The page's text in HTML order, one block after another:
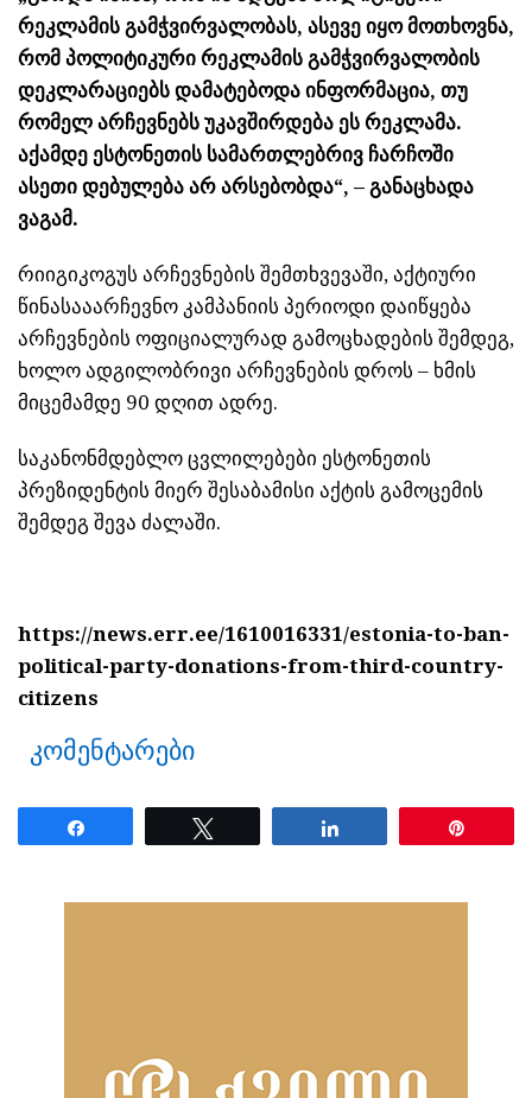
რეკლამის გამჭვირვალობას, ასევე იყო მოთხოვნა,
რომ პოლიტიკური რეკლამის გამჭვირვალობის
დეკლარაციებს დამატებოდა ინფორმაცია, თუ
რომელ არჩევნებს უკავშირდება ეს რეკლამა.
აქამდე ესტონეთის სამართლებრივ ჩარჩოში
ასეთი დებულება არ არსებობდა“, – განაცხადა
ვაგამ.
რიიგიკოგუს არჩევნების შემთხვევაში, აქტიური
წინასააარჩევნო კამპანიის პერიოდი დაიწყება
არჩევნების ოფიციალურად გამოცხადების შემდეგ,
ხოლო ადგილობრივი არჩევნების დროს – ხმის
მიცემამდე 90 დღით ადრე.
საკანონმდებლო ცვლილებები ესტონეთის
პრეზიდენტის მიერ შესაბამისი აქტის გამოცემის
შემდეგ შევა ძალაში.
https://news.err.ee/1610016331/estonia-to-ban-
political-party-donations-from-third-country-
citizens
კომენტარები